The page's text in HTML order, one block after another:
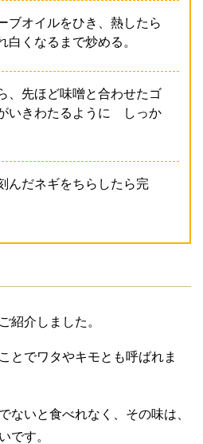
ブオイルをひき、熱したら
白くなるまで炒める。
、先ほど味噌と合わせたゴ
いきわたるように しっか
んだネギをちらしたら完
紹介しました。
とでワタやキモとも呼ばれま
ないと食べれなく、その味は、
です。